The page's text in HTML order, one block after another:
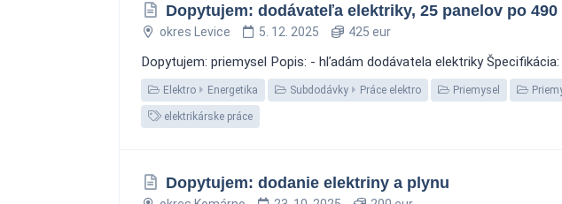
Dopytujem: dodávateľa elektriky, 25 panelov po 490
okres Levice 5. 12. 2025 425 eur
Dopytujem: priemysel Popis: - hľadám dodávatela elektriky
Elektro Energetika Subdodávky Práce elektro Priemysel
elektrikárske práce
Dopytujem: dodanie elektriny a plynu